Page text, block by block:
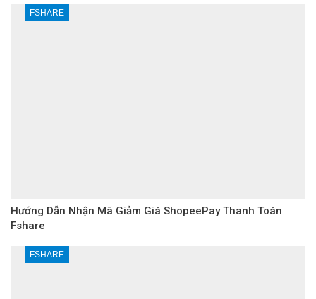
FSHARE
Hướng Dẫn Nhận Mã Giảm Giá ShopeePay Thanh Toán
Fshare
FSHARE